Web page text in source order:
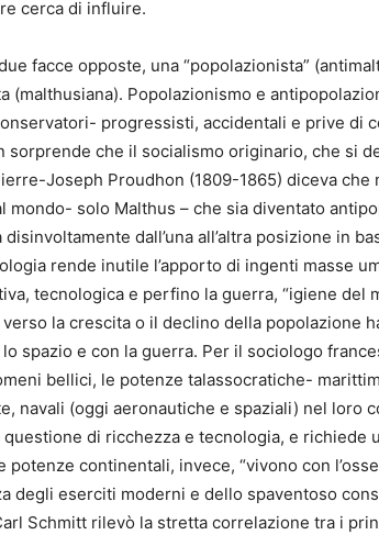
cerca di influire.
facce opposte, una “popolazionista”
(malthusiana). Popolazionismo e
progressisti, accidentali e prive di
sorprende che il socialismo originario, che si
Joseph Proudhon (1809-1865) diceva che
mondo- solo Malthus – che sia diventato
dall’una all’altra posizione in
rende inutile l’apporto di ingenti masse
tecnologica e perfino la guerra, “igiene del
la crescita o il declino della popolazione
spazio e con la guerra. Per il sociologo
bellici, le potenze talassocratiche-
navali (oggi aeronautiche e spaziali) nel loro
di ricchezza e tecnologia, e richiede
potenze continentali, invece, “vivono con
degli eserciti moderni e dello spaventoso
Schmitt rilevò la stretta correlazione tra i